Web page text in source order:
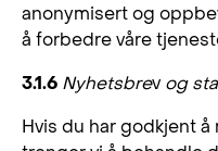
anonymisert og
å forbedre våre
3.1.6 Nyhetsbrev og
Hvis du har godkjent